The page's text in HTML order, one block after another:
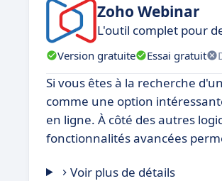
Zoho Webinar
L'outil complet pour
Version gratuite Essai gratuit
Si vous êtes à la recherche
comme une option
en ligne. À côté des autres
fonctionnalités avancées
Voir plus de détails